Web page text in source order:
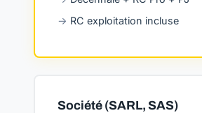
RC exploitation incluse
Société (SARL, SAS)